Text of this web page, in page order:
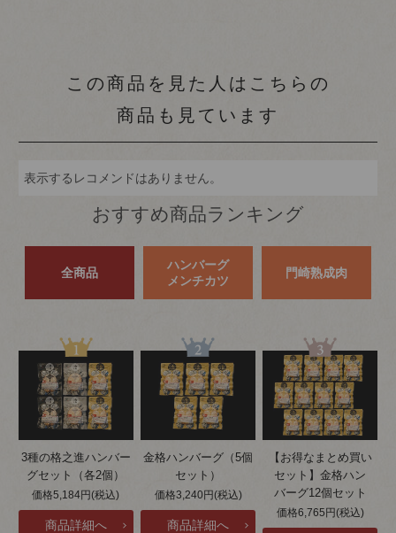
この商品を見た人はこちらの
商品も見ています
表示するレコメンドはありません。
おすすめ商品ランキング
全商品
ハンバーグ
メンチカツ
門崎熟成肉
3種の格之進ハンバー
グセット（各2個）
価格5,184円(税込)
金格ハンバーグ（5個
セット）
価格3,240円(税込)
【お得なまとめ買い
セット】金格ハン
バーグ12個セット
価格6,765円(税込)